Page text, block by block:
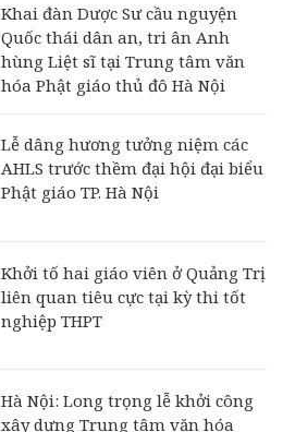
Khai đàn Dược Sư cầu nguyện
Quốc thái dân an, tri ân Anh
hùng Liệt sĩ tại Trung tâm văn
hóa Phật giáo thủ đô Hà Nội
Lễ dâng hương tưởng niệm các
AHLS trước thềm đại hội đại biểu
Phật giáo TP. Hà Nội
Khởi tố hai giáo viên ở Quảng Trị
liên quan tiêu cực tại kỳ thi tốt
nghiệp THPT
Hà Nội: Long trọng lễ khởi công
xây dựng Trung tâm văn hóa